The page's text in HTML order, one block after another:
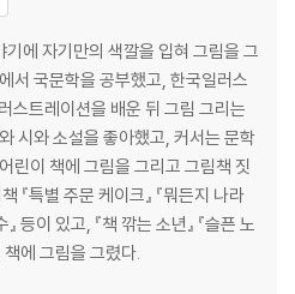
에 자기만의 색깔을 입혀 그림을 그
서 국문학을 공부했고, 한국일러스
스트레이션을 배운 뒤 그림 그리는
시와 소설을 좋아했고, 커서는 문학
린이 책에 그림을 그리고 그림책 짓
『특별 주문 케이크』 『뭐든지 나라
등이 있고, 『책 깎는 소년』 『슬픈 노
책에 그림을 그렸다.